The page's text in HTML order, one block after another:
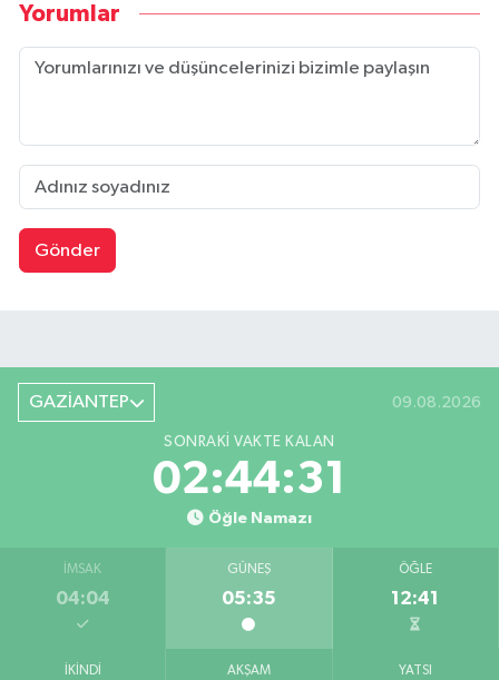
Yorumlar
Gönder
GAZİANTEP 09.08.2026
SONRAKI VAKTE KALAN
02:44:30
Öğle Namazı
İMSAK
04:04
GÜNEŞ
05:35
ÖĞLE
12:41
İKINDI AKŞAM YATSI